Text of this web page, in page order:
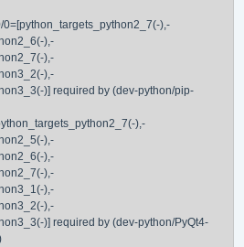
),-
),-
),-
),-
)] required by (dev-python/pip-
),-
),-
),-
),-
),-
),-
)] required by (dev-python/PyQt4-